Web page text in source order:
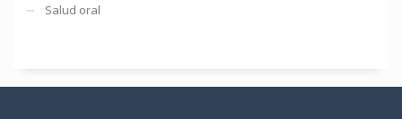
Salud oral